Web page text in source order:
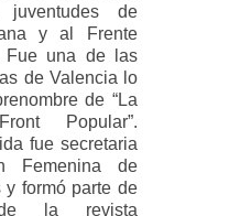
de
y al Frente
Fue una de las
de Valencia lo
de “La
Popular”.
fue secretaria
Femenina de
y formó parte de
la revista